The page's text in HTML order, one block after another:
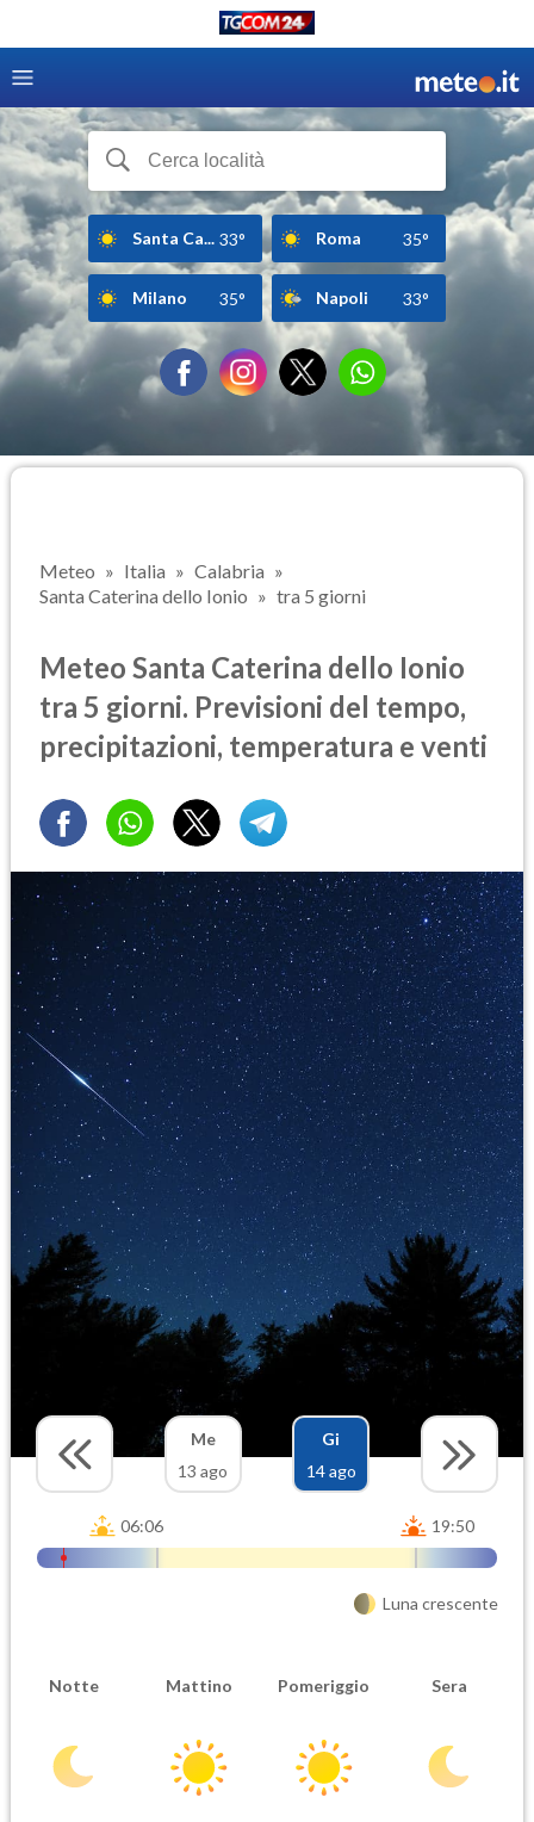
Santa Ca... 33° Roma 35°
Milano 35° Napoli 33°
Meteo Italia
Calabria
Santa Caterina dello Ionio
tra 5 giorni
Meteo Santa Caterina dello Ionio
tra 5 giorni. Previsioni del tempo,
precipitazioni, temperatura e venti
Me
13 ago
Gi
14 ago
06:06 19:50
Luna crescente
Notte Mattino Pomeriggio Sera